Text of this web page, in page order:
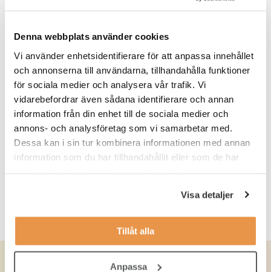
Denna webbplats använder cookies
Vi använder enhetsidentifierare för att anpassa innehållet
och annonserna till användarna, tillhandahålla funktioner
för sociala medier och analysera vår trafik. Vi
vidarebefordrar även sådana identifierare och annan
information från din enhet till de sociala medier och
annons- och analysföretag som vi samarbetar med.
Dessa kan i sin tur kombinera informationen med annan
information som du har tillhandahållit eller som de har
Visa detaljer
Tillåt alla
Anpassa
2021
2022
2023
2024
2026